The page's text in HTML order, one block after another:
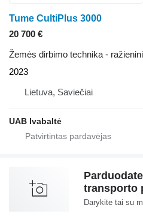
Tume CultiPlus 3000
20 700 €
Žemės dirbimo technika -
2023
Lietuva, Saviečiai
UAB Ivabaltė
transporto
Darykite tai su